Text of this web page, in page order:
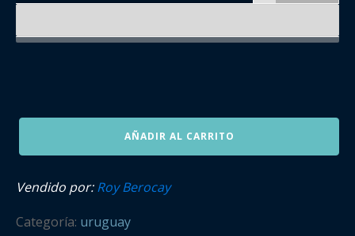
cantidad
AÑADIR AL CARRITO
Vendido por:Roy Berocay
Categoría: uruguay